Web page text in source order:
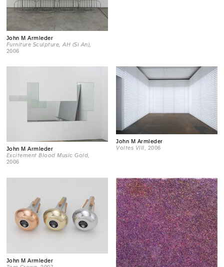
John M Armleder
Furniture Sculpture, AH (Si An)
2006
John M Armleder
Excitement Blood Music Gold,
2006
John M Armleder
Voltes VIII , 2006
John M Armleder